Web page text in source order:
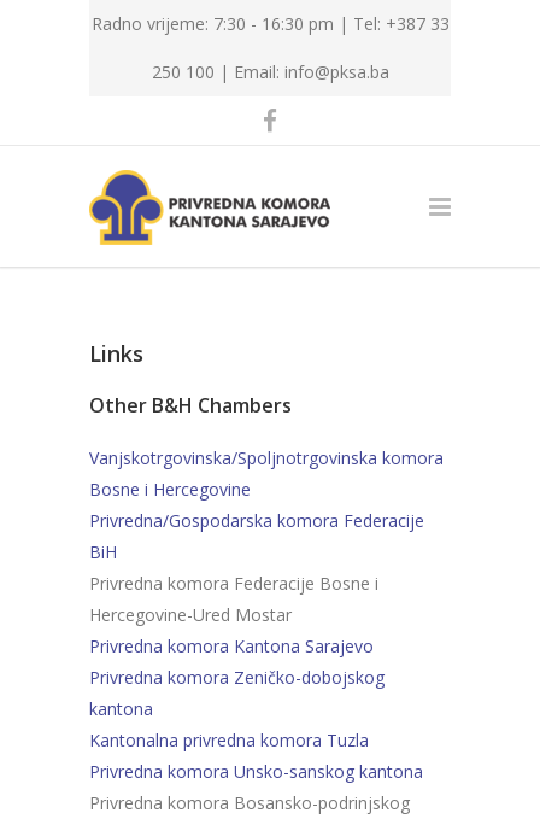
Radno vrijeme: 7:30 - 16:30 pm | Tel: +387 33
250 100 | Email: info@pksa.ba
Links
Other B&H Chambers
Vanjskotrgovinska/Spoljnotrgovinska komora
Bosne i Hercegovine
Privredna/Gospodarska komora Federacije
BiH
Privredna komora Federacije Bosne i
Hercegovine-Ured Mostar
Privredna komora Kantona Sarajevo
Privredna komora Zeničko-dobojskog
kantona
Kantonalna privredna komora Tuzla
Privredna komora Unsko-sanskog kantona
Privredna komora Bosansko-podrinjskog